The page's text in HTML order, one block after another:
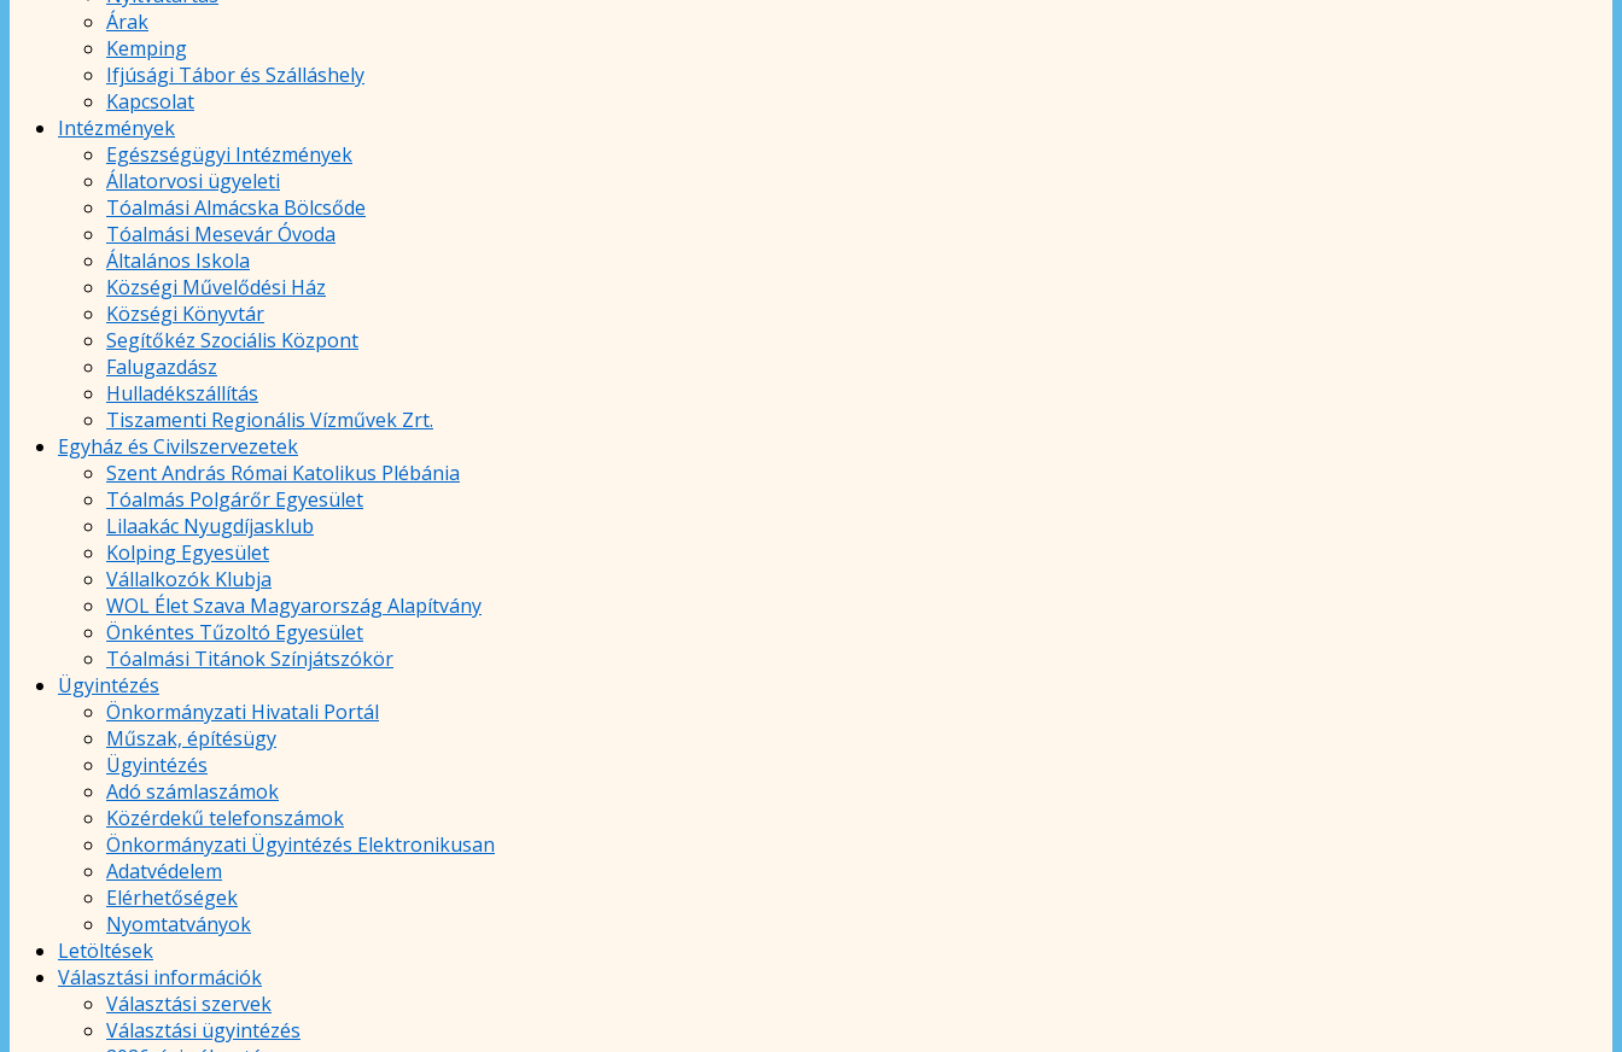
Árak
Kemping
Ifjúsági Tábor és Szálláshely
Kapcsolat
Intézmények
Egészségügyi Intézmények
Állatorvosi ügyeleti
Tóalmási Almácska Bölcsőde
Tóalmási Mesevár Óvoda
Általános Iskola
Községi Művelődési Ház
Községi Könyvtár
Segítőkéz Szociális Központ
Falugazdász
Hulladékszállítás
Tiszamenti Regionális Vízművek Zrt.
Egyház és Civilszervezetek
Szent András Római Katolikus Plébánia
Tóalmás Polgárőr Egyesület
Lilaakác Nyugdíjasklub
Kolping Egyesület
Vállalkozók Klubja
WOL Élet Szava Magyarország Alapítvány
Önkéntes Tűzoltó Egyesület
Tóalmási Titánok Színjátszókör
Ügyintézés
Önkormányzati Hivatali Portál
Műszak, építésügy
Ügyintézés
Adó számlaszámok
Közérdekű telefonszámok
Önkormányzati Ügyintézés Elektronikusan
Adatvédelem
Elérhetőségek
Nyomtatványok
Letöltések
Választási információk
Választási szervek
Választási ügyintézés